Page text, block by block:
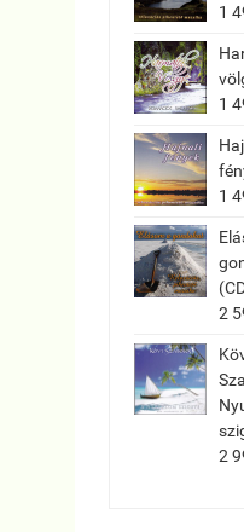
1
1
1
2
2